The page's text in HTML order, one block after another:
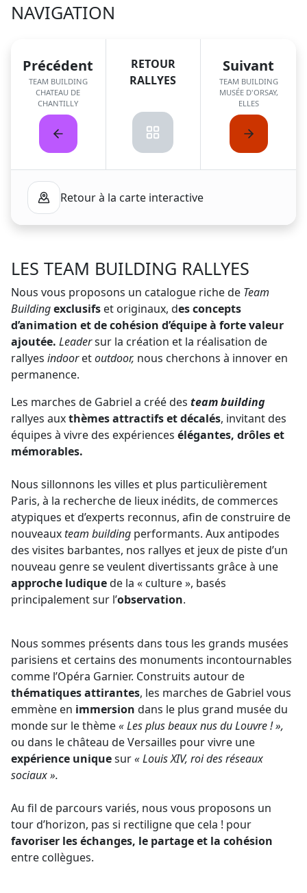
NAVIGATION
Précédent
TEAM BUILDING
CHATEAU DE
CHANTILLY
RETOUR
RALLYES
Suivant
TEAM BUILDING
MUSÉE D'ORSAY,
ELLES
Retour à la carte interactive
LES TEAM BUILDING RALLYES
Nous vous proposons un catalogue riche de Team
Buildingexclusifs et originaux, des concepts
d’animation et de cohésion d’équipe à forte valeur
ajoutée. Leadersur la création et la réalisation de
rallyes indooretoutdoor, nous cherchons à innover en
permanence.
Les marches de Gabriel a créé des team building
rallyes auxthèmes attractifs et décalés, invitant des
équipes à vivre des expériences élégantes, drôles et
mémorables.
Nous sillonnons les villes et plus particulièrement
Paris, à la recherche de lieux inédits, de commerces
atypiques et d’experts reconnus, afin de construire de
nouveauxteam building performants. Aux antipodes
des visites barbantes, nos rallyes et jeux de piste d’un
nouveau genre se veulent divertissants grâce à une
approche ludiquede la « culture », basés
principalement sur l’observation.
Nous sommes présents dans tous les grands musées
parisiens et certains des monuments incontournables
comme l’Opéra Garnier. Construits autour de
thématiques attirantes, les marches de Gabriel vous
emmène en immersion dans le plus grand musée du
monde sur le thème« Les plus beaux nus du Louvre ! »,
ou dans le château de Versailles pour vivre une
expérience uniquesur« Louis XIV, roi des réseaux
sociaux ».
Au fil de parcours variés, nous vous proposons un
tour d’horizon, pas si rectiligne que cela ! pour
favoriser les échanges, le partage et la cohésion
entre collègues.